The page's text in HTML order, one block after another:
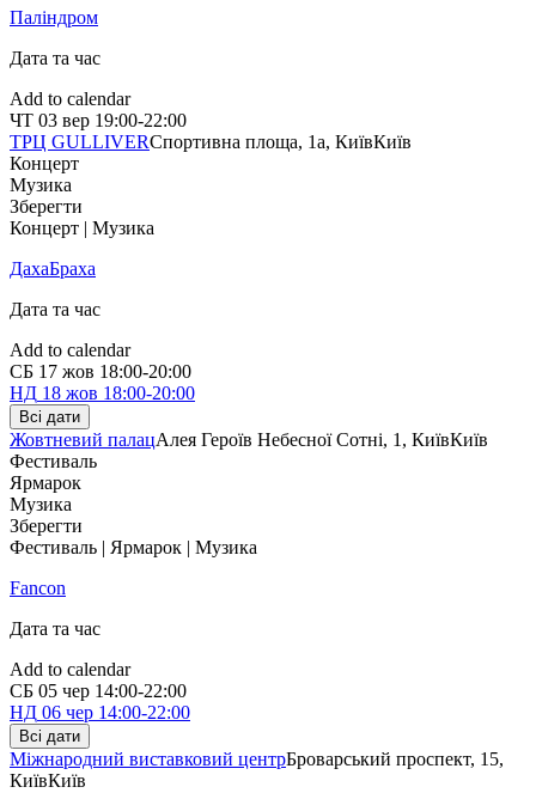
Паліндром
Дата та час
Add to calendar
ЧТ 03 вер 19:00-22:00
ТРЦ GULLIVERСпортивна площа, 1a, КиївКиїв
Концерт
Музика
Зберегти
Концерт | Музика
ДахаБраха
Дата та час
Add to calendar
СБ 17 жов 18:00-20:00
НД 18 жов 18:00-20:00
Всі дати
Жовтневий палацАлея Героїв Небесної Сотні, 1, КиївКиїв
Фестиваль
Ярмарок
Музика
Зберегти
Фестиваль | Ярмарок | Музика
Fancon
Дата та час
Add to calendar
СБ 05 чер 14:00-22:00
НД 06 чер 14:00-22:00
Всі дати
Міжнародний виставковий центрБроварський проспект, 15,
КиївКиїв